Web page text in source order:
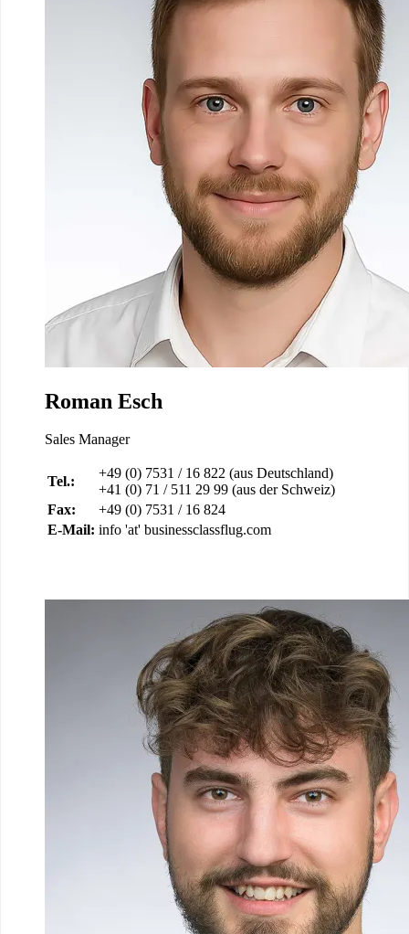
Roman Esch
Sales Manager
Tel.:
+49 (0) 7531 / 16 822 (aus Deutschland)
+41 (0) 71 / 511 29 99 (aus der Schweiz)
Fax:
+49 (0) 7531 / 16 824
E-Mail: info 'at' businessclassflug.com